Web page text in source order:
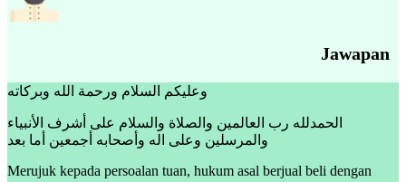
Jawapan
وعليكم السلام ورحمة الله وبركاته
الحمدلله رب العالمين والصلاة والسلام على أشرف الأنبياء
والمرسلين وعلى اله وأصحابه أجمعين أما بعد
Merujuk kepada persoalan tuan, hukum asal berjual beli dengan